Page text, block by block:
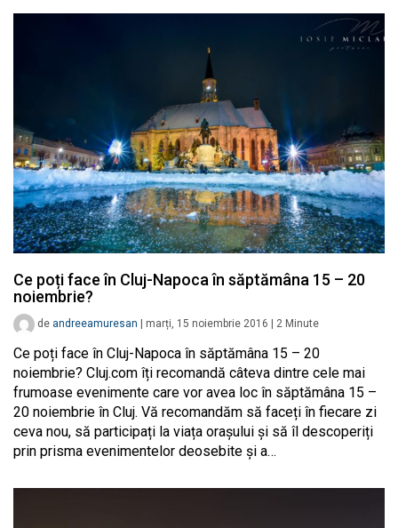
Ce poți face în Cluj-Napoca în săptămâna 15 – 20
noiembrie?
de andreeamuresan marți, 15 noiembrie 2016 2 Minute
Ce poți face în Cluj-Napoca în săptămâna 15 – 20
noiembrie? Cluj.com îți recomandă câteva dintre cele mai
frumoase evenimente care vor avea loc în săptămâna 15 –
20 noiembrie în Cluj. Vă recomandăm să faceți în fiecare zi
ceva nou, să participați la viața orașului și să îl descoperiți
prin prisma evenimentelor deosebite și a…